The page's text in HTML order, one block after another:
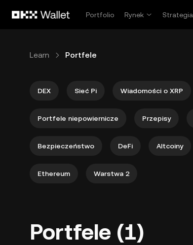
Portfolio
Rynek Strategia
Learn Portfele
DEX Sieć Pi Wiadomości o XRP
Portfele niepowiernicze Przepisy
Bezpieczeństwo DeFi Altcoiny
Ethereum Warstwa 2
Portfele (1)